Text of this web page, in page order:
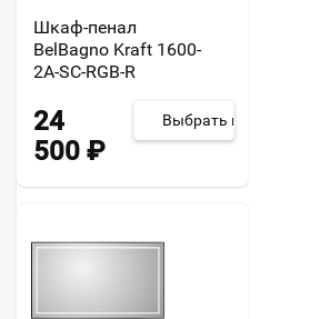
Шкаф-пенал
BelBagno Kraft 1600-
2A-SC-RGB-R
24
500 ₽
Выбрать из 2